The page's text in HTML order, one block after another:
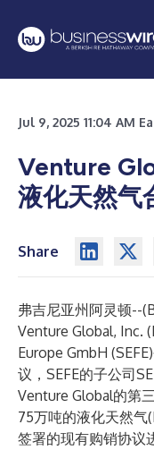
Jul 9, 2025 11:04 AM
Venture
液化天然气
Share
弗吉尼亚州阿灵顿--(
Venture Global, Inc.
Europe GmbH
议，SEFE的子公司
Venture Global的第
75万吨的液化天然气
签署的现有购销协议